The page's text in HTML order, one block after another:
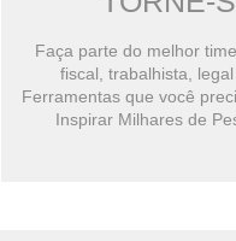
Faça parte do melhor
fiscal, trabalhista,
Ferramentas que você
Inspirar Milhares de